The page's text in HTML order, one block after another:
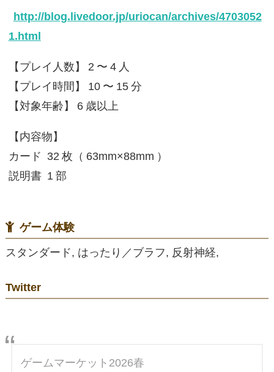
http://blog.livedoor.jp/uriocan/archives/4703052
1.html
【プレイ人数】 2 〜 4 人
【プレイ時間】
10 〜 15 分
【対象年齢】
6 歳以上
【内容物】
カード 32 枚（ 63mm×88mm ）
説明書 1 部
ゲーム体験
スタンダード, はったり／ブラフ, 反射神経,
Twitter
ゲームマーケット2026春